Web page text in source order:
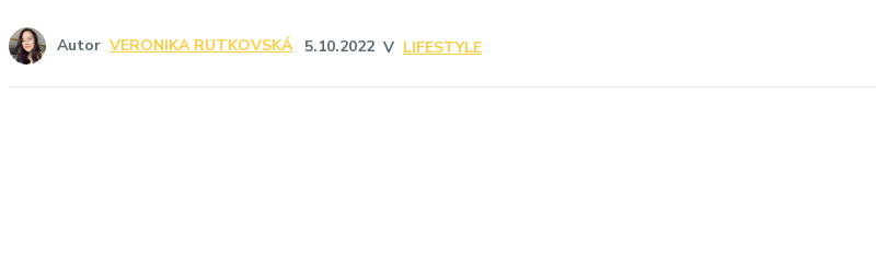
Autor VERONIKA RUTKOVSKÁ 5.10.2022 V LIFESTYLE